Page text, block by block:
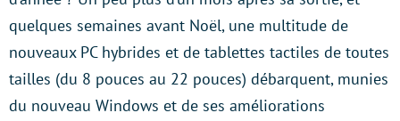
quelques semaines avant Noël, une multitude de
nouveaux PC hybrides et de tablettes tactiles de toutes
tailles (du 8 pouces au 22 pouces) débarquent, munies
du nouveau Windows et de ses améliorations